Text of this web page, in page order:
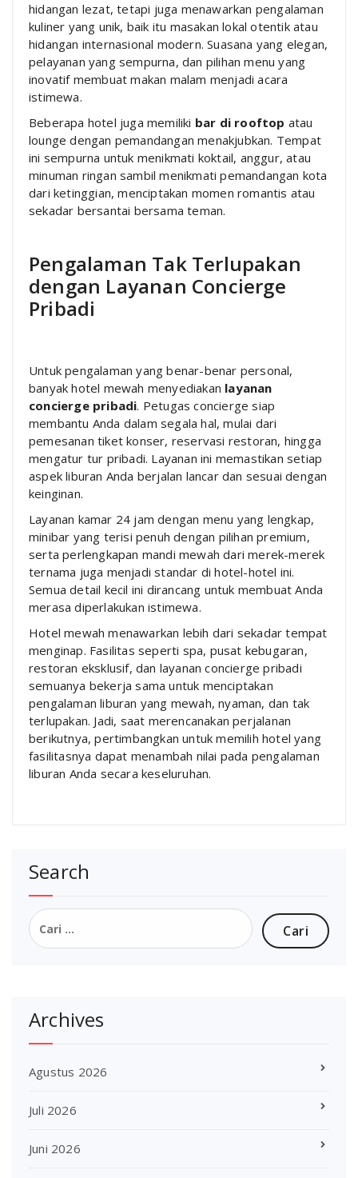
hidangan lezat, tetapi juga menawarkan pengalaman
kuliner yang unik, baik itu masakan lokal otentik atau
hidangan internasional modern. Suasana yang elegan,
pelayanan yang sempurna, dan pilihan menu yang
inovatif membuat makan malam menjadi acara
istimewa.
Beberapa hotel juga memiliki bar di rooftop atau
lounge dengan pemandangan menakjubkan. Tempat
ini sempurna untuk menikmati koktail, anggur, atau
minuman ringan sambil menikmati pemandangan kota
dari ketinggian, menciptakan momen romantis atau
sekadar bersantai bersama teman.
Pengalaman Tak Terlupakan
dengan Layanan Concierge
Pribadi
Untuk pengalaman yang benar-benar personal,
banyak hotel mewah menyediakan layanan
concierge pribadi. Petugas concierge siap
membantu Anda dalam segala hal, mulai dari
pemesanan tiket konser, reservasi restoran, hingga
mengatur tur pribadi. Layanan ini memastikan setiap
aspek liburan Anda berjalan lancar dan sesuai dengan
keinginan.
Layanan kamar 24 jam dengan menu yang lengkap,
minibar yang terisi penuh dengan pilihan premium,
serta perlengkapan mandi mewah dari merek-merek
ternama juga menjadi standar di hotel-hotel ini.
Semua detail kecil ini dirancang untuk membuat Anda
merasa diperlakukan istimewa.
Hotel mewah menawarkan lebih dari sekadar tempat
menginap. Fasilitas seperti spa, pusat kebugaran,
restoran eksklusif, dan layanan concierge pribadi
semuanya bekerja sama untuk menciptakan
pengalaman liburan yang mewah, nyaman, dan tak
terlupakan. Jadi, saat merencanakan perjalanan
berikutnya, pertimbangkan untuk memilih hotel yang
fasilitasnya dapat menambah nilai pada pengalaman
liburan Anda secara keseluruhan.
Search
Cari
untuk:
Archives
Agustus 2026
Juli 2026
Juni 2026